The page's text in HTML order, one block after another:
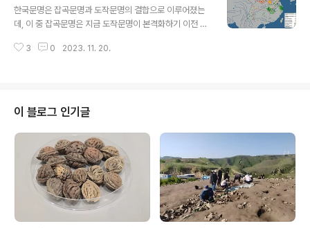
에는 "오곡"과 "벼"를 따로 기술하고 있기 때문에, 이 오곡
은 쌀을 제외한 잡곡들이 다양하게 난다는 말이다. 쌀을 뺀
단순히 먹는 곡식의 종류가 달랐다는 것만을 의미하는 것
한국문명은 잡곡문명과 도작문명의 결합으로 이루어졌는
데, 이 중 잡곡문명은 지금 도작문명이 본격화하기 이전 초
단 부여와 고구려는 도작과는 상관없는 문명권이 아니었을
서 한반도 남부를 거쳐 일본으로 빠져 나간 것이 아닐까. #
도작문명 #잡곡문명 #벼농사 #벼농사전파
3 0 2023. 11. 20.
이 블로그 인기글